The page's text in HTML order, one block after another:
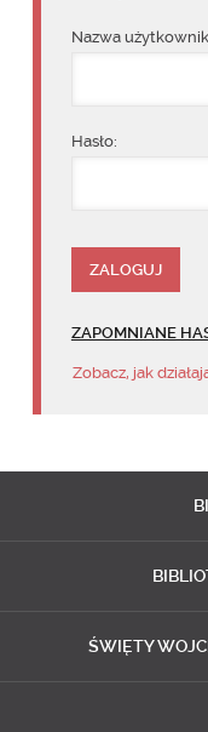
Nazwa
Hasło:
ZAPOMNIANE
Zobacz, jak
ŚWIĘTY